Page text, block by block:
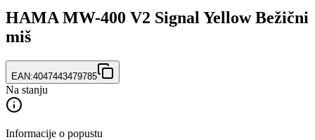
HAMA MW-400 V2 Signal Yellow Bežični
miš
EAN:4047443479785
Na stanju
Informacije o popustu